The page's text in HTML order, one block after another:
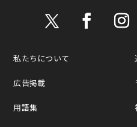
私たちについて
広告掲載
用語集